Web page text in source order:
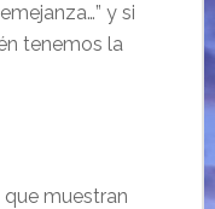
y si
tenemos la
muestran